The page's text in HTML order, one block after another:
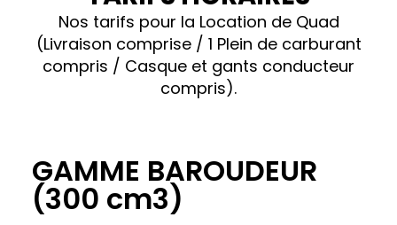
Nos tarifs pour la Location de Quad
(Livraison comprise / 1 Plein de carburant
compris / Casque et gants conducteur
compris).
GAMME BAROUDEUR
(300 cm3)